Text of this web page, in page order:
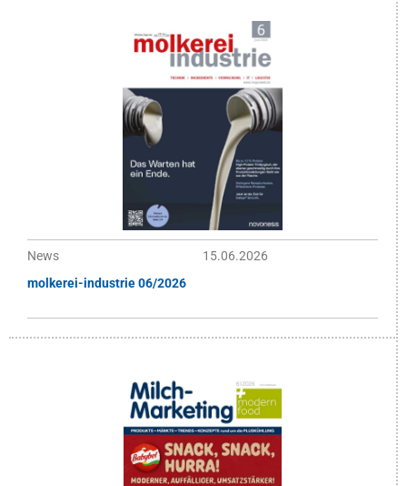
News
15.06.2026
molkerei-industrie 06/2026